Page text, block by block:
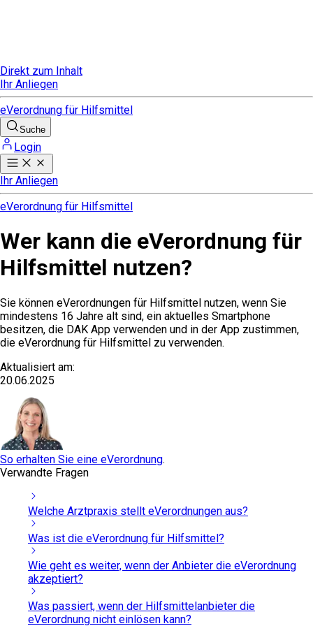
Direkt zum Inhalt
Ihr Anliegen
eVerordnung für Hilfsmittel
Suche
Login
Ihr Anliegen
eVerordnung für Hilfsmittel
Wer kann die eVerordnung für
Hilfsmittel nutzen?
Sie können eVerordnungen für Hilfsmittel nutzen, wenn Sie
mindestens 16 Jahre alt sind, ein aktuelles Smartphone
besitzen, die DAK App verwenden und in der App zustimmen,
die eVerordnung für Hilfsmittel zu verwenden.
Aktualisiert am:
20.06.2025
So erhalten Sie eine eVerordnung.
Verwandte Fragen
Welche Arztpraxis stellt eVerordnungen aus?
Was ist die eVerordnung für Hilfsmittel?
Wie geht es weiter, wenn der Anbieter die eVerordnung
akzeptiert?
Was passiert, wenn der Hilfsmittelanbieter die
eVerordnung nicht einlösen kann?